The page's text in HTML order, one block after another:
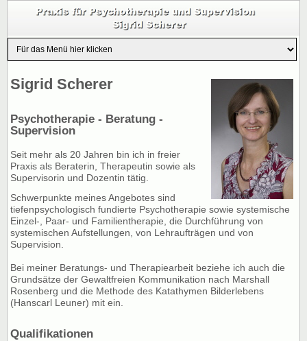
Sigrid Scherer
Psychotherapie - Beratung -
Supervision
Seit mehr als 20 Jahren bin ich in freier
Praxis als Beraterin, Therapeutin sowie als
Supervisorin und Dozentintätig.
Schwerpunkte meines Angebotes sind
tiefenpsychologisch fundierte Psychotherapie sowie systemische
Einzel-, Paar- und Familientherapie, die Durchführung von
systemischen Aufstellungen, von Lehraufträgen und von
Supervision.
Bei meiner Beratungs- und Therapiearbeit beziehe ich auch die
Grundsätze der Gewaltfreien Kommunikation nach Marshall
Rosenberg und die Methode des Katathymen Bilderlebens
(Hanscarl Leuner) mit ein.
Qualifikationen